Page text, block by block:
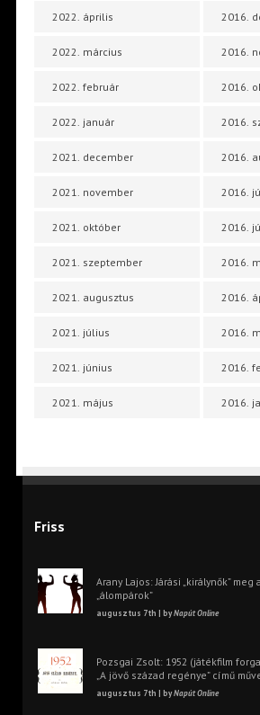
2022. április
2022. március
2022. február
2022. január
2021. december
2021. november
2021. október
2021. szeptember
2021. augusztus
2021. július
2021. június
2021. május
2016.
2016.
2016.
2016.
2016.
2016.
2016.
2016.
2016.
2016.
2016.
2016.
Friss
Arany Lajos: Járási „királynők”
„álompárok”
augusztus 7th | byNapút Online
Pozsgai Zsolt: 1952 (játékfilm
„A jövő század regénye” című
augusztus 7th | byNapút Online